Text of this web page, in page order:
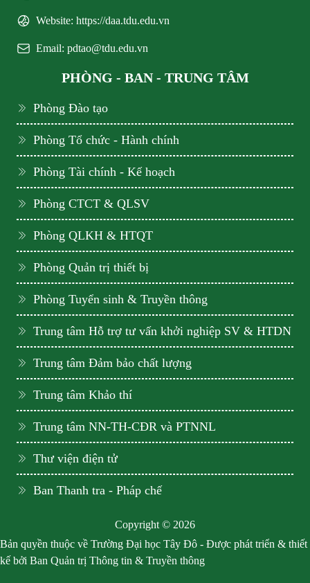
Website: https://daa.tdu.edu.vn
Email: pdtao@tdu.edu.vn
PHÒNG - BAN - TRUNG TÂM
Phòng Đào tạo
Phòng Tổ chức - Hành chính
Phòng Tài chính - Kế hoạch
Phòng CTCT & QLSV
Phòng QLKH & HTQT
Phòng Quản trị thiết bị
Phòng Tuyển sinh & Truyền thông
Trung tâm Hỗ trợ tư vấn khởi nghiệp SV & HTDN
Trung tâm Đảm bảo chất lượng
Trung tâm Khảo thí
Trung tâm NN-TH-CĐR và PTNNL
Thư viện điện tử
Ban Thanh tra - Pháp chế
Copyright © 2026
Bản quyền thuộc về Trường Đại học Tây Đô - Được phát triển & thiết
kế bởi Ban Quản trị Thông tin & Truyền thông